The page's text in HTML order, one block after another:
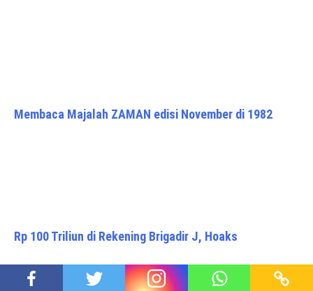
Membaca Majalah ZAMAN edisi November di 1982
Rp 100 Triliun di Rekening Brigadir J, Hoaks